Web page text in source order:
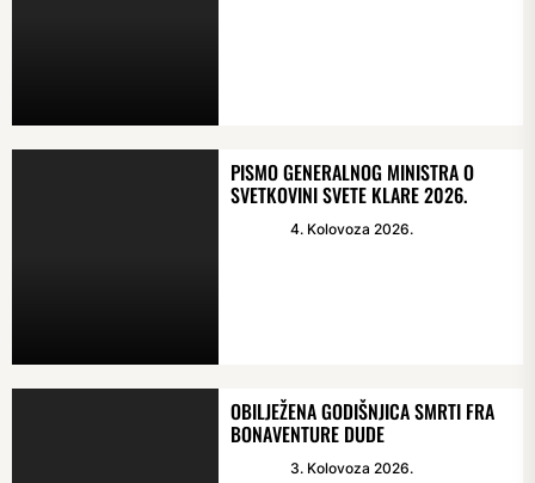
PISMO GENERALNOG MINISTRA O
SVETKOVINI SVETE KLARE 2026.
4. Kolovoza 2026.
OBILJEŽENA GODIŠNJICA SMRTI FRA
BONAVENTURE DUDE
3. Kolovoza 2026.